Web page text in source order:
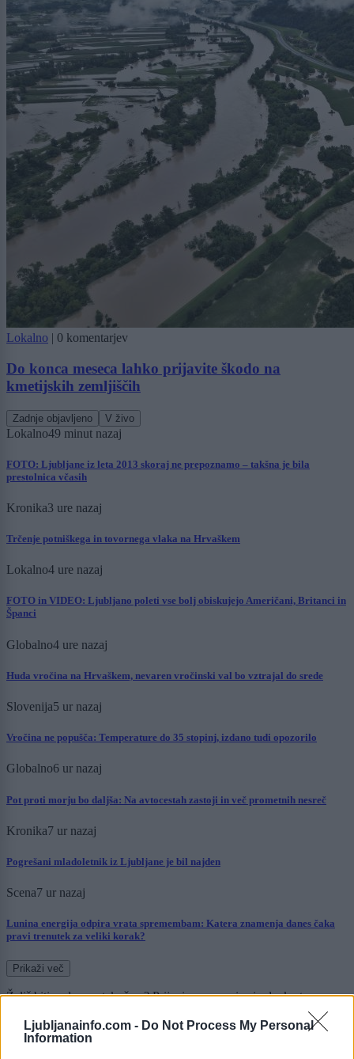
Ljubljanainfo.com - Do Not Process My Personal
Information
Lokalno | 0 komentarjev
Do konca meseca lahko prijavite škodo na
kmetijskih zemljiščih
Zadnje objavljeno V živo
Lokalno49 minut nazaj
FOTO: Ljubljane iz leta 2013 skoraj ne prepoznamo – takšna je bila
prestolnica včasih
Kronika3 ure nazaj
Trčenje potniškega in tovornega vlaka na Hrvaškem
Lokalno4 ure nazaj
FOTO in VIDEO: Ljubljano poleti vse bolj obiskujejo Američani, Britanci in
Španci
Globalno4 ure nazaj
Huda vročina na Hrvaškem, nevaren vročinski val bo vztrajal do srede
Slovenija5 ur nazaj
Vročina ne popušča: Temperature do 35 stopinj, izdano tudi opozorilo
Globalno6 ur nazaj
Pot proti morju bo daljša: Na avtocestah zastoji in več prometnih nesreč
Kronika7 ur nazaj
Pogrešani mladoletnik iz Ljubljane je bil najden
Scena7 ur nazaj
Lunina energija odpira vrata spremembam: Katera znamenja danes čaka
pravi trenutek za veliki korak?
Prikaži več
Želiš biti vedno na tekočem? Prijavi se na novice in dvakrat
tedensko v svoj email nabiralnik prejmi pregled svežih novic.
E-naslov